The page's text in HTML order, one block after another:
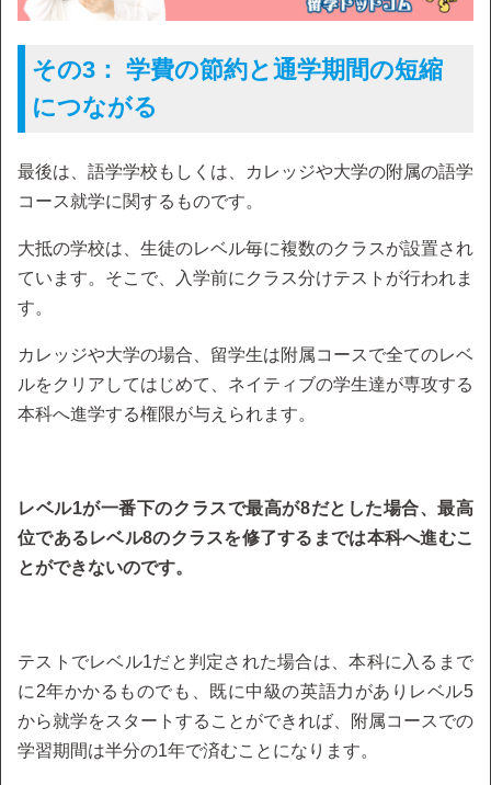
その3： 学費の節約と通学期間の短縮
につながる
最後は、語学学校もしくは、カレッジや大学の附属の語学
コース就学に関するものです。
大抵の学校は、生徒のレベル毎に複数のクラスが設置され
ています。そこで、入学前にクラス分けテストが行われま
す。
カレッジや大学の場合、留学生は附属コースで全てのレベ
ルをクリアしてはじめて、ネイティブの学生達が専攻する
本科へ進学する権限が与えられます。
レベル1が一番下のクラスで最高が8だとした場合、最高
位であるレベル8のクラスを修了するまでは本科へ進むこ
とができないのです。
テストでレベル1だと判定された場合は、本科に入るまで
に2年かかるものでも、既に中級の英語力がありレベル5
から就学をスタートすることができれば、附属コースでの
学習期間は半分の1年で済むことになります。